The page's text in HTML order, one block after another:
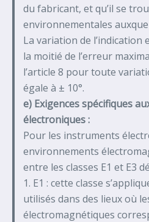
du fabricant, et qu’il se
environnementales
La variation de
la moitié de l’erreur
l’article 8 pour toute
égale à ± 10°.
e) Exigences spécifiques
électroniques :
Pour les instruments
environnements
entre les classes E1 et E3
1. E1 : cette classe
utilisés dans des lieux où
électromagnétiques